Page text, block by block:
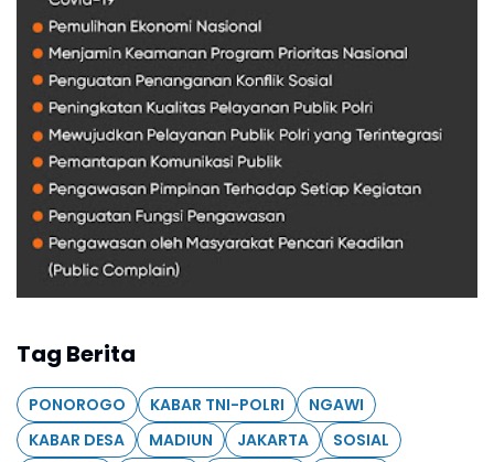
Tag Berita
PONOROGO KABAR TNI-POLRI
NGAWI
KABAR DESA
MADIUN JAKARTA
SOSIAL